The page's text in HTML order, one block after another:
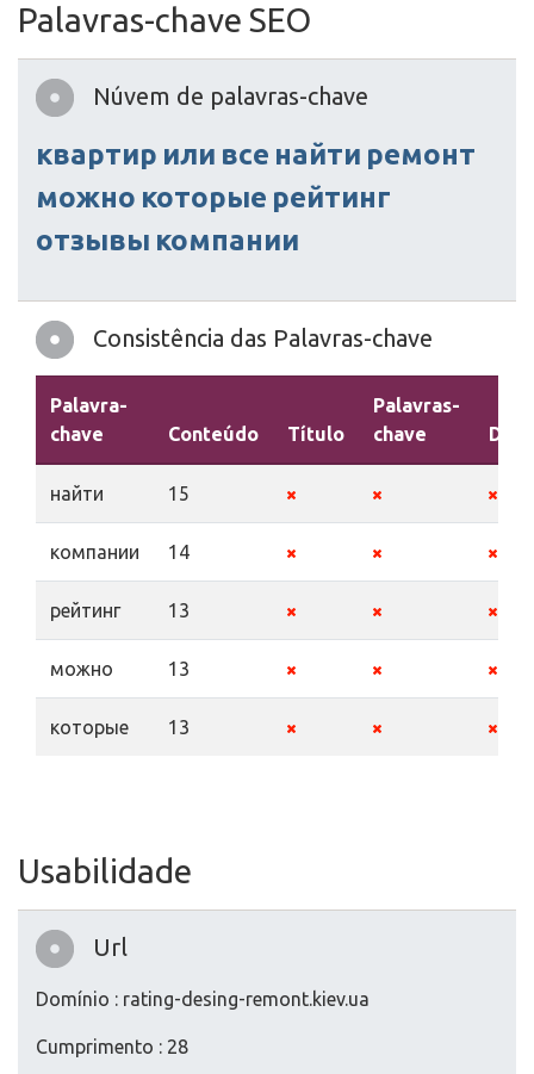
Palavras-chave SEO
Núvem de palavras-chave
квартир или все найти ремонт
можно которые рейтинг
отзывы компании
Consistência das Palavras-chave
Palavra-
chave
Conteúdo Título
Palavras-
chave
найти 15
компании 14
рейтинг 13
можно 13
которые 13
Usabilidade
Url
Domínio : rating-desing-remont.kiev.ua
Cumprimento : 28